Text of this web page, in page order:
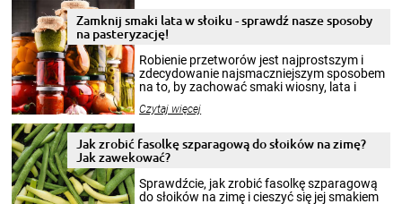
Zamknij smaki lata w słoiku - sprawdź nasze sposoby
na pasteryzację!
Robienie przetworów jest najprostszym i
zdecydowanie najsmaczniejszym sposobem
na to, by zachować smaki wiosny, lata i
krajobrazów, by cieszyć nimi oko w sezonie
pełni poczuć atmosferę cieplejszych
miesięcy. Przygotowanie słoików ze
patenty, które pozwolą zachować świeżość
przetworów.
Czytaj więcej
Jak zrobić fasolkę szparagową do słoików na zimę?
Jak zawekować?
Sprawdźcie, jak zrobić fasolkę szparagową
do słoików na zimę i cieszyć się jej smakiem